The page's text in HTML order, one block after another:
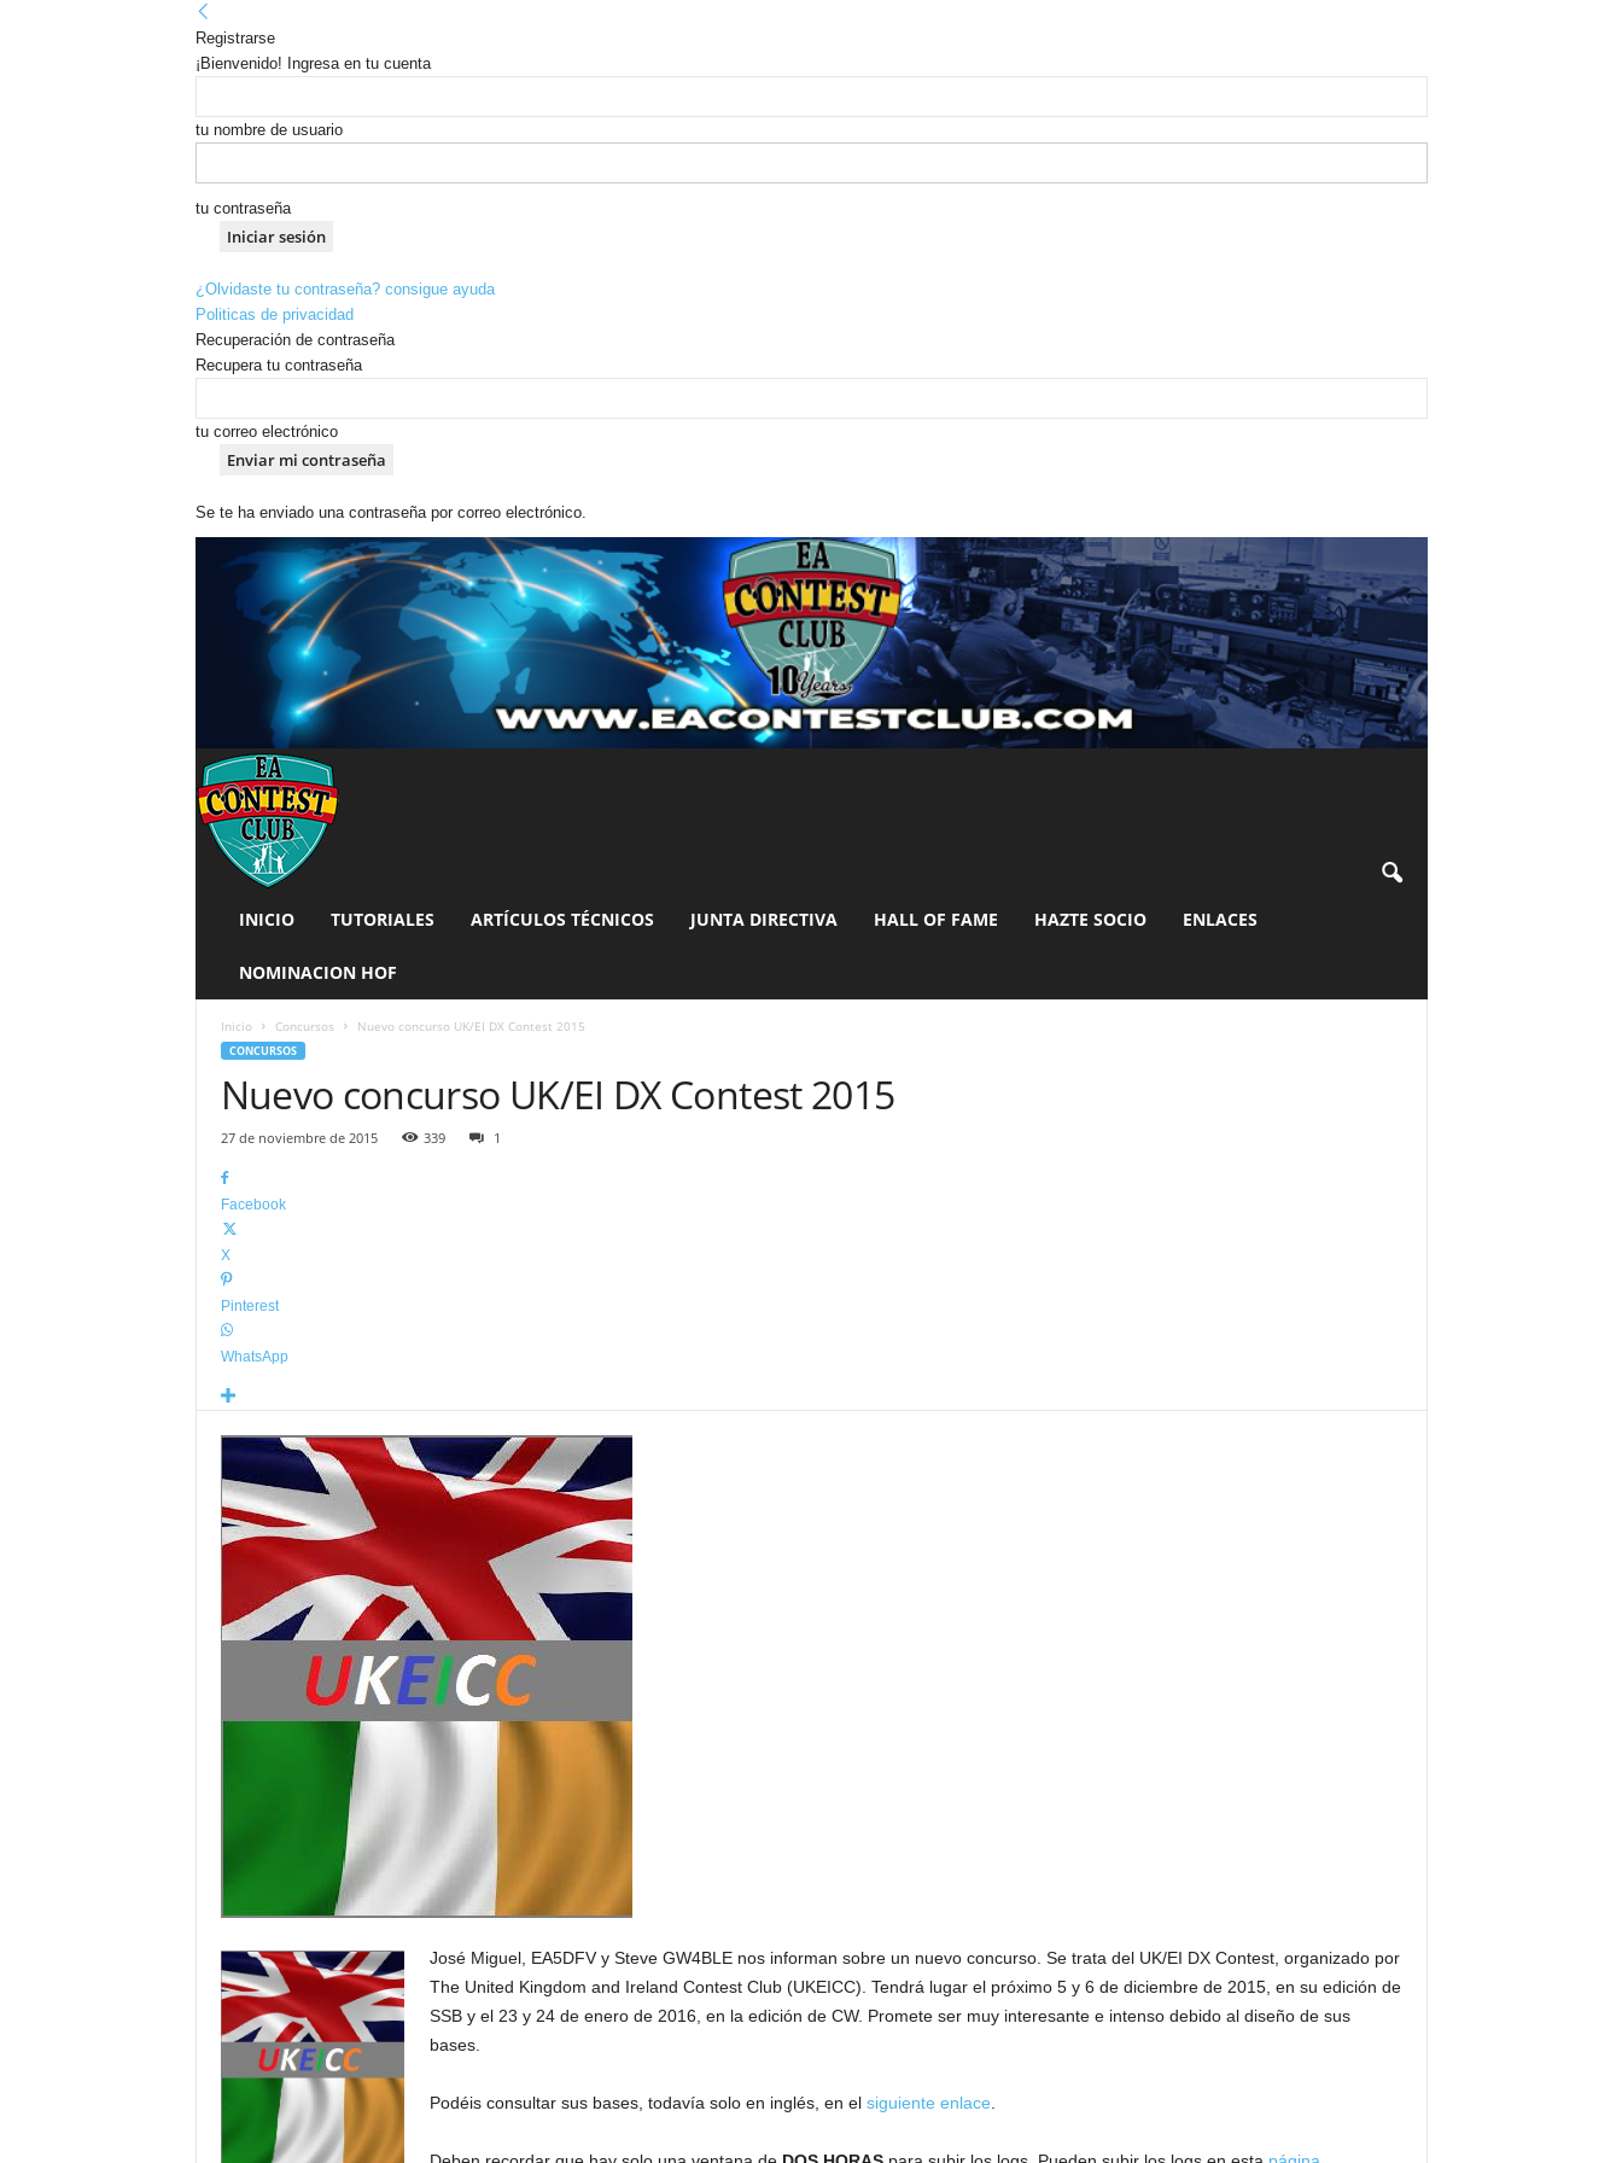
Registrarse
¡Bienvenido! Ingresa en tu cuenta
tu nombre de usuario
tu contraseña
¿Olvidaste tu contraseña? consigue ayuda
Politicas de privacidad
Recuperación de contraseña
Recupera tu contraseña
tu correo electrónico
Se te ha enviado una contraseña por correo electrónico.
INICIO TUTORIALES ARTÍCULOS TÉCNICOS JUNTA DIRECTIVA HALL OF FAME HAZTE SOCIO ENLACES
NOMINACION HOF
Inicio Concursos Nuevo concurso UK/EI DX Contest 2015
CONCURSOS
Nuevo concurso UK/EI DX Contest 2015
27 de noviembre de 2015 339 1
Facebook
X
Pinterest
WhatsApp
José Miguel, EA5DFV y Steve GW4BLE nos informan sobre un nuevo concurso. Se trata del UK/EI DX Contest, organizado por
The United Kingdom and Ireland Contest Club (UKEICC). Tendrá lugar el próximo 5 y 6 de diciembre de 2015, en su edición de
SSB y el 23 y 24 de enero de 2016, en la edición de CW. Promete ser muy interesante e intenso debido al diseño de sus
bases.
Podéis consultar sus bases, todavía solo en inglés, en el siguiente enlace